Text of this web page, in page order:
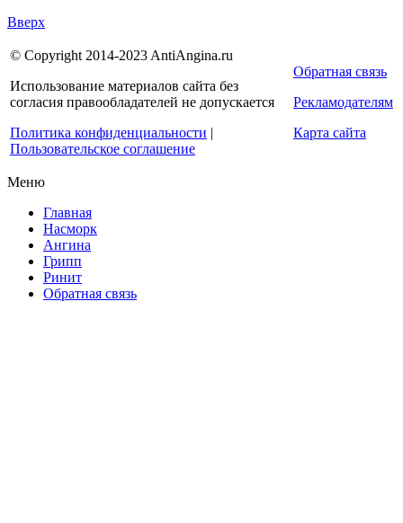
Вверх
© Copyright 2014-2023 AntiAngina.ru
Использование материалов сайта без
согласия правообладателей не допускается
Политика конфиденциальности |
Пользовательское соглашение
Обратная связь
Рекламодателям
Карта сайта
Меню
Главная
Насморк
Ангина
Грипп
Ринит
Обратная связь